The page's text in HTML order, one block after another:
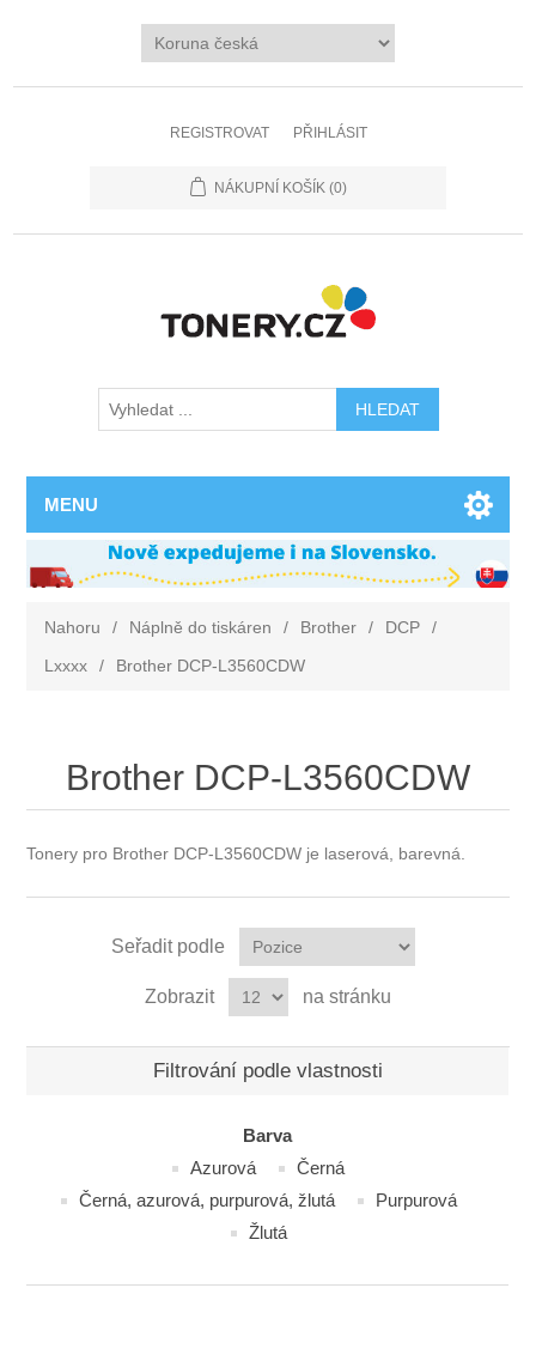
REGISTROVAT PŘIHLÁSIT
NÁKUPNÍ KOŠÍK (0)
MENU
Nahoru / Náplně do tiskáren / Brother / DCP
/
Lxxxx
/ Brother DCP-L3560CDW
Brother DCP-L3560CDW
Tonery pro Brother DCP-L3560CDW je laserová, barevná.
Seřadit podle
Zobrazit na stránku
Filtrování podle vlastnosti
Barva
Azurová
Černá
Černá, azurová, purpurová, žlutá
Purpurová
Žlutá